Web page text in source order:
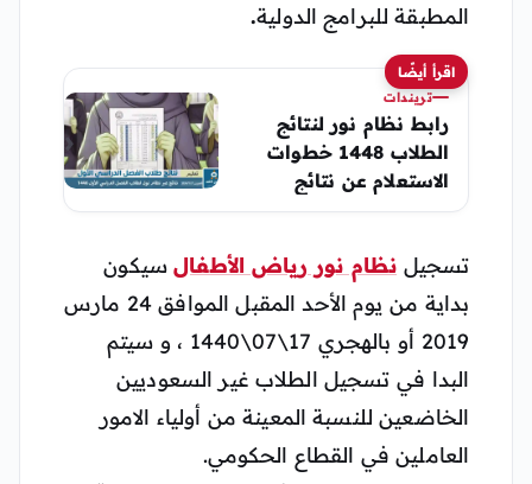
المطبقة للبرامج الدولية.
اقرأ أيضًا
تريندات
رابط نظام نور لنتائج
الطلاب 1448 خطوات
الاستعلام عن نتائج
الفصل الدراسي الأول
تسجيل نظام نور رياض الأطفالسيكون
بداية من يوم الأحد المقبل الموافق 24 مارس
2019 أو بالهجري 17\07\1440 ، و سيتم
البدا في تسجيل الطلاب غير السعوديين
الخاضعين للنسبة المعينة من أولياء الامور
العاملين في القطاع الحكومي.